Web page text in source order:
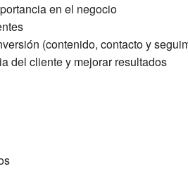
en el negocio
(contenido, contacto y
del cliente y mejorar resultados